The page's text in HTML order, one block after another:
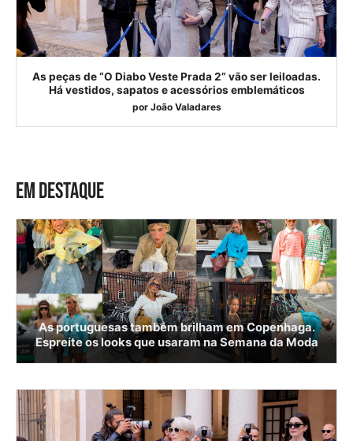
As peças de “O Diabo Veste Prada 2” vão ser leiloadas.
Há vestidos, sapatos e acessórios emblemáticos
por João Valadares
EM DESTAQUE
As portuguesas também brilham em Copenhaga.
Espreite os looks que usaram na Semana da Moda